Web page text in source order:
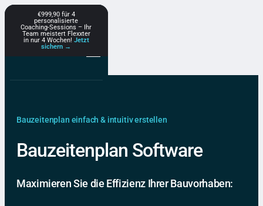
€999,90 für 4
personalisierte
Coaching-Sessions – Ihr
Team meistert Flexxter
in nur 4 Wochen! Jetzt
sichern →
Bauzeitenplan einfach & intuitiv erstellen
Bauzeitenplan Software
Maximieren Sie die Effizienz Ihrer Bauvorhaben: